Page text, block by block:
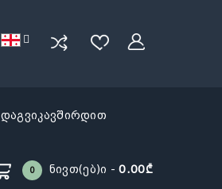
დაგვიკავშირდით
0 Ნივთ(ებ)ი -0.00₾